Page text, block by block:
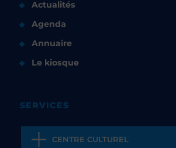
Actualités
Agenda
Annuaire
Le kiosque
SERVICES
CENTRE CULTUREL